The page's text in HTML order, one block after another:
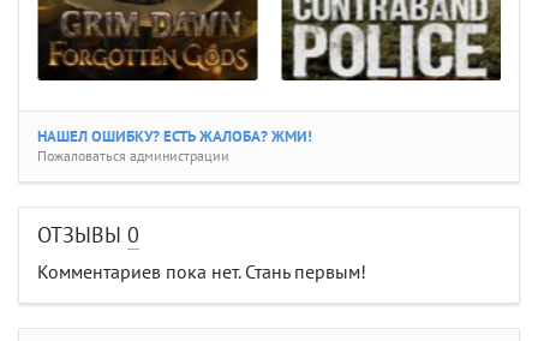
НАШЕЛ ОШИБКУ? ЕСТЬ ЖАЛОБА? ЖМИ!
Пожаловаться администрации
ОТЗЫВЫ 0
Комментариев пока нет. Стань первым!